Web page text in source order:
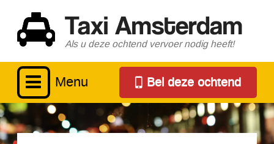
Taxi Amsterdam
Als u deze ochtend vervoer nodig heeft!
Menu Bel deze ochtend